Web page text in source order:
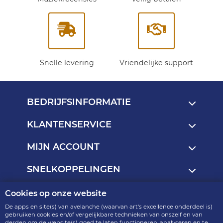
Cookies op onze website
De apps en site(s) van avelanche (waarvan art's excellence onderdeel is)
gebruiken cookies en/of vergelijkbare technieken van onszelf en van
Snelle levering Vriendelijke support
BEDRIJFSINFORMATIE
KLANTENSERVICE
MIJN ACCOUNT
SNELKOPPELINGEN
art's excellence - onderdeel van avelanche